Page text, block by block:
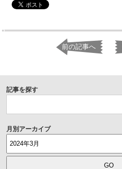
前の記事へ
記事を探す
月別アーカイブ